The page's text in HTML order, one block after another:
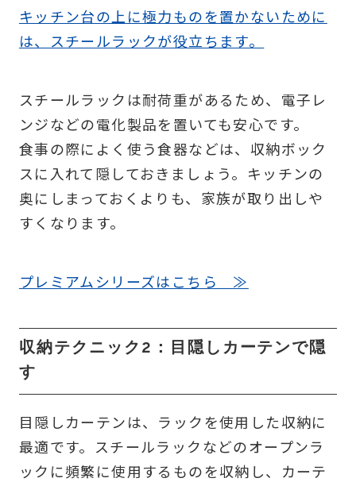
キッチン台の上に極力ものを置かないために
は、スチールラックが役立ちます。
スチールラックは耐荷重があるため、電子レ
ンジなどの電化製品を置いても安心です。
食事の際によく使う食器などは、収納ボック
スに入れて隠しておきましょう。キッチンの
奥にしまっておくよりも、家族が取り出しや
すくなります。
プレミアムシリーズはこちら ≫
収納テクニック2：目隠しカーテンで隠
す
目隠しカーテンは、ラックを使用した収納に
最適です。スチールラックなどのオープンラ
ックに頻繁に使用するものを収納し、カーテ